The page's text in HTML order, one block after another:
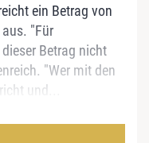
ein Betrag von
"Für
Betrag nicht
"Wer mit den
und...